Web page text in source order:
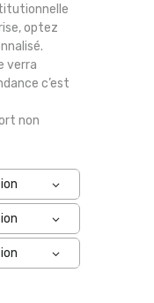
optez
verra
c’est
non